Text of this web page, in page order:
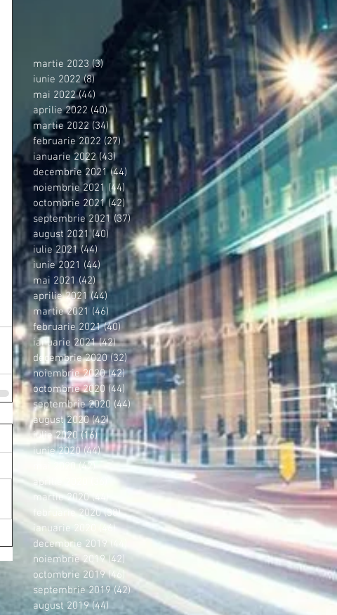
martie 2023 (3)3 postări
iunie 2022 (8)8 postări
mai 2022 (44) 44 postări
aprilie 2022 (40)40 postări
martie 2022 (34) 34 postări
februarie 2022 (27) 27 postări
ianuarie 2022 (43)43 postări
decembrie 2021 (44) 44 postări
noiembrie 2021 (44)44 postări
octombrie 2021 (42)42 postări
septembrie 2021 (37)37 postări
august 2021 (40) 40 postări
iulie 2021 (44) 44 postări
iunie 2021 (44) 44 postări
mai 2021 (42) 42 postări
aprilie 2021 (44) 44 postări
martie 2021 (46) 46 postări
februarie 2021 (40)40 postări
ianuarie 2021 (42)42 postări
decembrie 2020 (32)32 postări
noiembrie 2020 (42)42 postări
octombrie 2020 (44) 44 postări
septembrie 2020 (44)44 postări
august 2020 (42)42 postări
iulie 2020 (16)16 postări
iunie 2020 (44)44 postări
mai 2020 (42)
42 postări
aprilie 2020
36 postări
martie 2020 (44)
februarie 2020 (38)38 postări
ianuarie 2020
(46)46 postări
decembrie 2019 (44)
44 postări
noiembrie 2019 (42) 42 postări
octombrie 2019 (46)
46 postări
septembrie 2019 (42)42 postări
august 2019 (44) 44 postări